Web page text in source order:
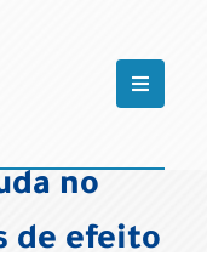
no
de efeito